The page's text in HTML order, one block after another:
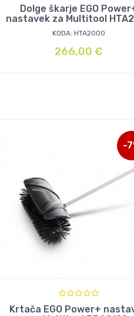
Dolge škarje EGO
KODA: HTA2000
266,00 €
-
Krtača EGO Power+